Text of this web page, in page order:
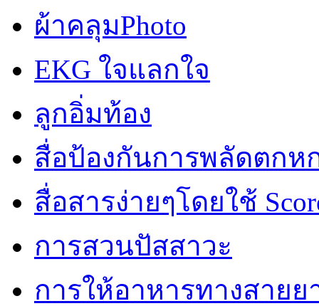
ผ้าคลุมPhoto
EKG ใจแลกใจ
ลูกอิ่มท้อง
สื่อป้องกันการพลัดตกห
สื่อสารง่ายๆโดยใช้
การสวนปัสสาวะ
การให้อาหารทางสายย